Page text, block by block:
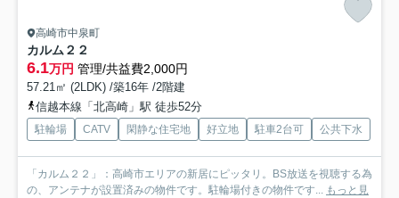
高崎市中泉町
カルム２２
6.1万円 管理/共益費2,000円
57.21㎡ (2LDK) /築16年 /2階建
信越本線「北高崎」駅 徒歩52分
駐輪場 CATV 閑静な住宅地 好立地 駐車2台可 公共下水
「カルム２２」：高崎市エリアの新居にピッタリ。BS放送を視聴する為
の、アンテナが設置済みの物件です。駐輪場付きの物件です... もっと見